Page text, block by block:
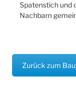
Spatenstich und
Nachbarn
Zurück zum